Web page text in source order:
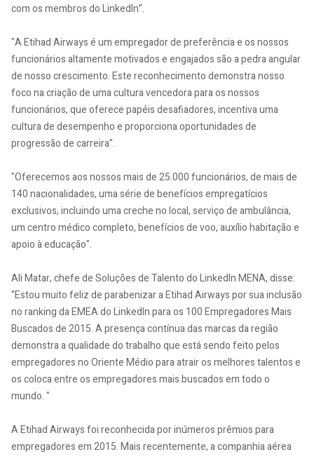
com os membros do LinkedIn”.
"A Etihad Airways é um empregador de preferência e os nossos
funcionários altamente motivados e engajados são a pedra angular
de nosso crescimento. Este reconhecimento demonstra nosso
foco na criação de uma cultura vencedora para os nossos
funcionários, que oferece papéis desafiadores, incentiva uma
cultura de desempenho e proporciona oportunidades de
progressão de carreira”.
"Oferecemos aos nossos mais de 25.000 funcionários, de mais de
140 nacionalidades, uma série de benefícios empregatícios
exclusivos, incluindo uma creche no local, serviço de ambulância,
um centro médico completo, benefícios de voo, auxílio habitação e
apoio à educação".
Ali Matar, chefe de Soluções de Talento do LinkedIn MENA, disse:
“Estou muito feliz de parabenizar a Etihad Airways por sua inclusão
no ranking da EMEA do LinkedIn para os 100 Empregadores Mais
Buscados de 2015. A presença contínua das marcas da região
demonstra a qualidade do trabalho que está sendo feito pelos
empregadores no Oriente Médio para atrair os melhores talentos e
os coloca entre os empregadores mais buscados em todo o
mundo. "
A Etihad Airways foi reconhecida por inúmeros prêmios para
empregadores em 2015. Mais recentemente, a companhia aérea